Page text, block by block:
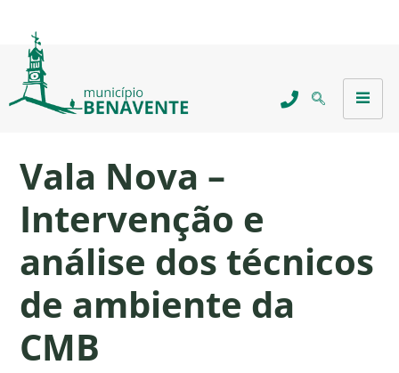
Vala Nova –
Intervenção e
análise dos técnicos
de ambiente da
CMB